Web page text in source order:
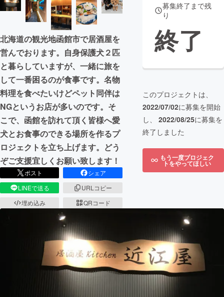
北海道の観光地函館市で居酒屋を
営んでおります。自身保護犬２匹
と暮らしていますが、一緒に旅を
して一番困るのが食事です。名物
料理を食べたいけどペット同伴は
NGというお店が多いのです。そ
こで、函館を訪れて頂く皆様へ愛
犬とお食事のできる場所を作るプ
ロジェクトを立ち上げます。どう
ぞご支援宜しくお願い致します！
ポスト
シェア
LINEで送る
URLコピー
埋め込み
QRコード
募集終了まで残
り
終了
このプロジェクトは、
2022/07/02に募集を開始
し、 2022/08/25に募集を
終了しました
もう一度プロジェク
トをやってほしい